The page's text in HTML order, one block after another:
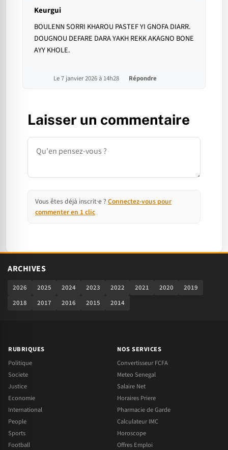
Keurgui
BOULENN SORRI KHAROU PASTEF YI GNOFA DIARR.
DOUGNOU DEFARE DARA YAKH REKK AKAGNO BONE
AYY KHOLE.
Le 7 janvier 2026 à 14h28 Répondre
Laisser un commentaire
Commentaire
Vous êtes déjà inscrit·e ? Connectez-vous pour
commenter en 1 clic
ARCHIVES
2026 2025 2024 2023 2022 2021 2020
2019
2018
2017 2016 2015 2014
RUBRIQUES
Politique
Societe
Justice
Economie
International
People
Sports
Football
NOS SERVICES
Convertisseur FCFA
Meteo Senegal
Salaire Net
Horaires Priere
Pharmacie de Garde
Calculateur IMC
Horoscope
Offres Emploi